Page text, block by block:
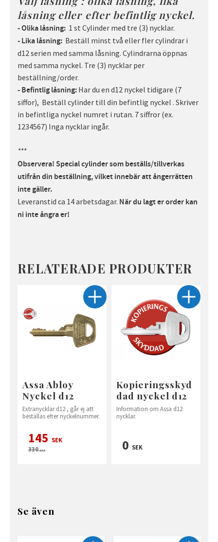
låsning eller efter befintlig nyckel.
- Olika låsning: 1 st Cylinder med tre (3) nycklar.
- Lika låsning: Beställ minst två eller fler cylindrar i
d12 serien med samma låsning. Cylindrarna öppnas
med samma nyckel. Tre (3) nycklar per
beställning/order.
- Befintlig låsning: Har du en d12 nyckel tidigare (7
siffor), Beställ cylinder till din befintlig nyckel . Skriver
in befintliga nyckel numret i rutan. 7 siffror (ex.
1234567) Inga nycklar ingår.
***
Observera! Special cylinder som beställs/tillverkas
utifrån din beställning, vilket innebär att ångerrätten
inte gäller.
Leveranstid ca 14 arbetsdagar. När du lagt er order kan
ni inte ångra er!
RELATERADE PRODUKTER
Assa Abloy
Nyckel d12
Extranycklar d12 , går ej att
beställas efter nyckelnummer.
145 SEK
330SEK
Kopieringsskyd
dad nyckel d12
Information om Assa d12
nycklar.
0 SEK
Se även